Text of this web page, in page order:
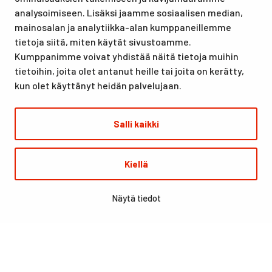
analysoimiseen. Lisäksi jaamme sosiaalisen median,
mainosalan ja analytiikka-alan kumppaneillemme
tietoja siitä, miten käytät sivustoamme.
Kumppanimme voivat yhdistää näitä tietoja muihin
tietoihin, joita olet antanut heille tai joita on kerätty,
kun olet käyttänyt heidän palvelujaan.
Salli kaikki
Kiellä
Näytä tiedot
olympiavalmennuskeskus lumi- ja jääurheilulajeissa sekä
taitovalmennuksessa.
© Santasport